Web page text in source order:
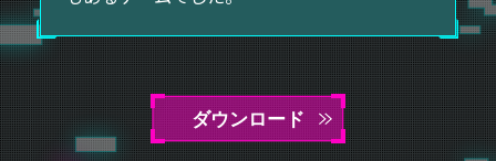
ダウンロード